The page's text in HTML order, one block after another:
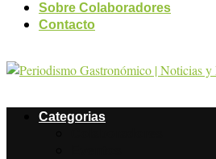
Sobre Colaboradores
Contacto
Categorias